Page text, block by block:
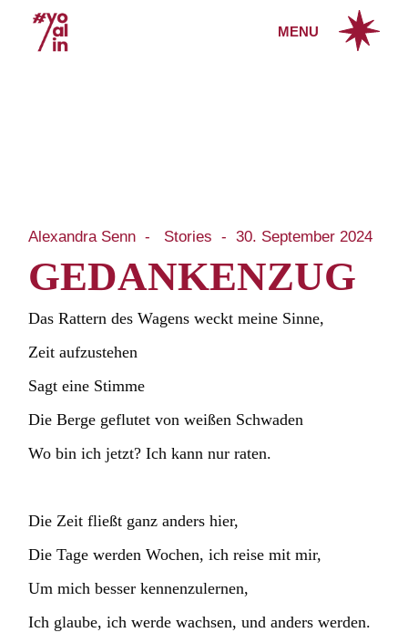
content
MENU
Alexandra Senn Stories 30. September 2024
GEDANKENZUG
Das Rattern des Wagens weckt meine Sinne,
Zeit aufzustehen
Sagt eine Stimme
Die Berge geflutet von weißen Schwaden
Wo bin ich jetzt? Ich kann nur raten.
Die Zeit fließt ganz anders hier,
Die Tage werden Wochen, ich reise mit mir,
Um mich besser kennenzulernen,
Ich glaube, ich werde wachsen, und anders werden.